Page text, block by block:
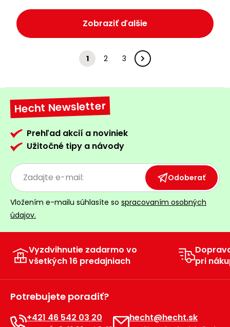
Zobraziť ďalšie
1 2 3
Hecht Newsletter
Prehľad akcií a noviniek
Užitočné tipy a návody
Odoberať
Vložením e-mailu súhlasíte so spracovaním osobných
údajov.
Vyzdvihnutie zadarmo vo
všetkých 16 predajniach
pri
Potrebujete poradiť?
+421 46 542 03 20 hecht@hecht.sk